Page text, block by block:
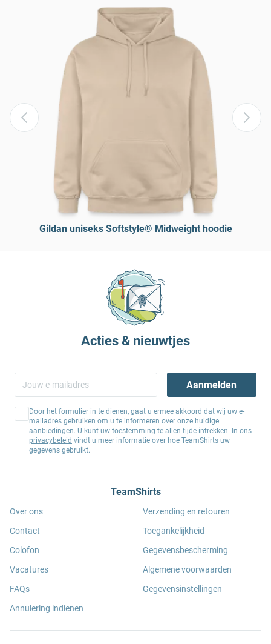
Gildan uniseks Softstyle® Midweight hoodie
Acties & nieuwtjes
Aanmelden
Door het formulier in te dienen, gaat u ermee akkoord dat wij uw e-
mailadres gebruiken om u te informeren over onze huidige
aanbiedingen. U kunt uw toestemming te allen tijde intrekken. In ons
privacybeleid vindt u meer informatie over hoe TeamShirts uw
gegevens gebruikt.
TeamShirts
Over ons
Contact
Colofon
Vacatures
FAQs
Annulering indienen
Verzending en retouren
Toegankelijkheid
Gegevensbescherming
Algemene voorwaarden
Gegevensinstellingen